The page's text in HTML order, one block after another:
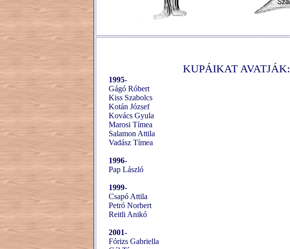
KUPÁIKAT AVATJÁK:
1995-
Gágó Róbert
Kiss Szabolcs
Kotán József
Kovács Gyula
Marosi Tímea
Salamon Attila
Vadász Tímea
1996-
Pap László
1999-
Csapó Attila
Petró Norbert
Reitli Anikó
2001-
Fórizs Gabriella